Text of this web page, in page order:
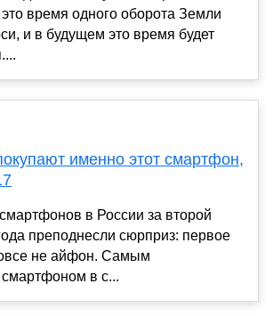
время одного оборота Земли
и в будущем это время будет
именно этот смартфон,
в России за второй
преподнесли сюрприз: первое
не айфон. Самым
в с...